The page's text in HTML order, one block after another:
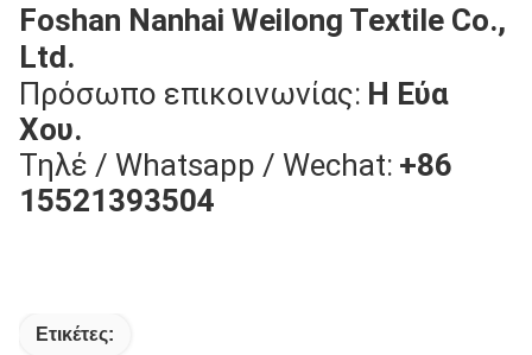
Foshan Nanhai Weilong Textile Co.,
Ltd.
Πρόσωπο επικοινωνίας: Η Εύα
Χου.
Τηλέ / Whatsapp / Wechat: +86
15521393504
Ετικέτες: